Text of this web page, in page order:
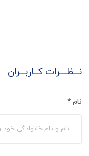
نـــظــــرات کــاربـــران
نام *